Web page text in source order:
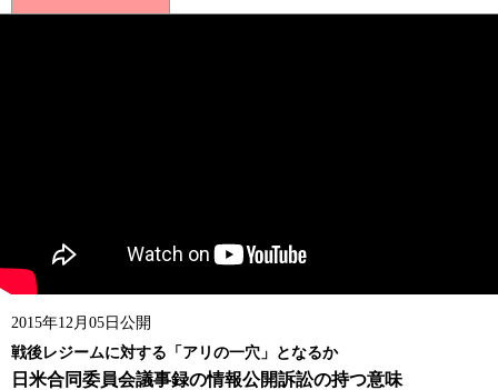
2015年12月05日公開
戦後レジームに対する「アリの一穴」となるか
日米合同委員会議事録の情報公開訴訟の持つ意味